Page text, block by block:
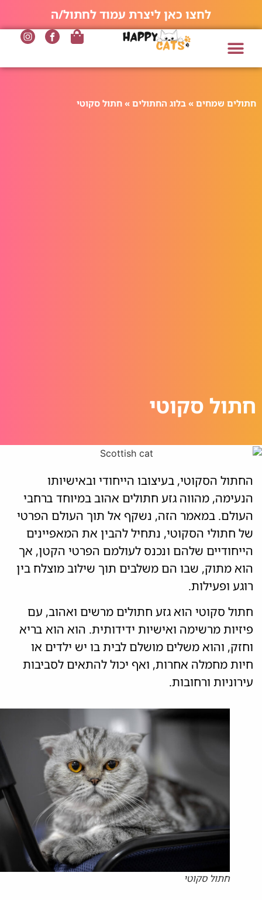
לחצו כאן ליצרת עמוד לחתול/ה
חתולים שמחים » בלוג החתולים » חתול סקוטי
חתול סקוטי
החתול הסקוטי, בעיצובו הייחודי ובאישיותו
הנעימה, מהווה גזע חתולים אהוב במיוחד ברחבי
העולם. במאמר הזה, נשקף אל תוך העולם הפרטי
של חתולי הסקוטי, נתחיל להבין את המאפיינים
הייחודיים שלהם ונכנס לעולמם הפרטי הקטן, אך
הוא מתוק, שבו הם משלבים תוך שילוב מוצלח בין
רוגע ופעילות.
חתול סקוטי הוא גזע חתולים מרשים ואהוב, עם
פיזיות מרשימה ואישיות ידידותית. הוא הוא בריא
וחזק, והוא משלים מושלם לבית בו יש ילדים או
חיות מחמלה אחרות, ואף יכול להתאים לסביבות
עירוניות ורחובות.
חתול סקוטי